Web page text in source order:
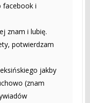
facebook i
znam i lubię.
potwierdzam
jakby
(znam